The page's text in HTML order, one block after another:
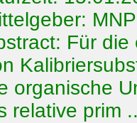
Für die
organische
relative prim